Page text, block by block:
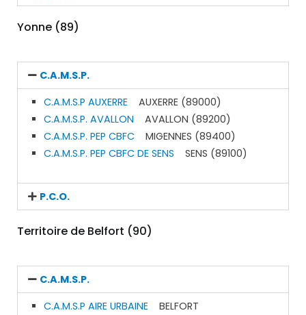
Yonne (89)
C.A.M.S.P.
C.A.M.S.P AUXERRE AUXERRE (89000)
C.A.M.S.P. AVALLON AVALLON (89200)
C.A.M.S.P. PEP CBFC MIGENNES (89400)
C.A.M.S.P. PEP CBFC DE SENS SENS (89100)
P.C.O.
Territoire de Belfort (90)
C.A.M.S.P.
C.A.M.S.P AIRE URBAINE BELFORT